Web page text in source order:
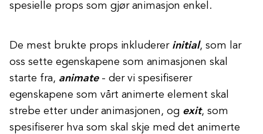
spesielle props som gjør animasjon enkel.
De mest brukte props inkluderer initial, som lar
oss sette egenskapene som animasjonen skal
starte fra, animate- der vi spesifiserer
egenskapene som vårt animerte element skal
strebe etter under animasjonen, og exit, som
spesifiserer hva som skal skje med det animerte